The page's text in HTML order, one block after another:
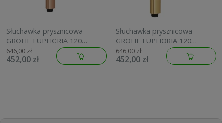
Słuchawka prysznicowa
GROHE EUPHORIA 120
brushed warm sunset
134883DL00
646,00 zł
452,00 zł
Słuchawka prysznicowa
GROHE EUPHORIA 120
brushed cool sunrise
134883GN00
646,00 zł
452,00 zł